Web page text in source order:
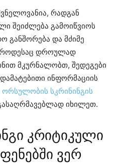
რადგან
შეიძლება გამოიწვიოს
განშორება და მძიმე
როდესაც დროულად
მკურნალობთ, შედეგები
ინფორმაციის
სკრინინგის
იხილეთ.
კრიტიკული
ვერ